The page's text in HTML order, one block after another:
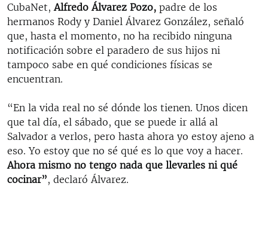
CubaNet, Alfredo Álvarez Pozo, padre de los
hermanos Rody y Daniel Álvarez González, señaló
que, hasta el momento, no ha recibido ninguna
notificación sobre el paradero de sus hijos ni
tampoco sabe en qué condiciones físicas se
encuentran.
“En la vida real no sé dónde los tienen. Unos dicen
que tal día, el sábado, que se puede ir allá al
Salvador a verlos, pero hasta ahora yo estoy ajeno a
eso. Yo estoy que no sé qué es lo que voy a hacer.
Ahora mismo no tengo nada que llevarles ni qué
cocinar”, declaró Álvarez.